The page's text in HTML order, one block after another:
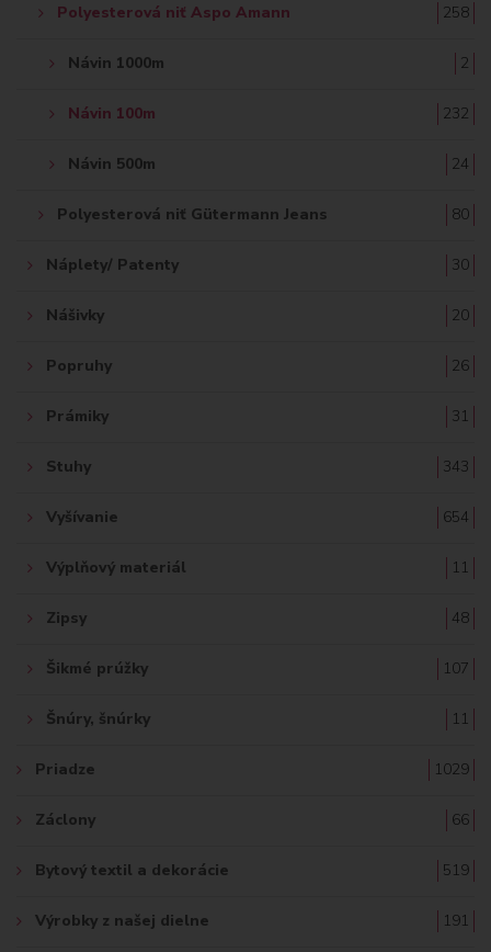
Polyesterová niť Aspo Amann 258
Návin 1000m 2
Návin 100m 232
Návin 500m 24
Polyesterová niť Gütermann Jeans 80
Náplety/ Patenty 30
Nášivky 20
Popruhy 26
Prámiky 31
Stuhy 343
Vyšívanie 654
Výplňový materiál 11
Zipsy 48
Šikmé prúžky 107
Šnúry, šnúrky 11
Priadze 1029
Záclony 66
Bytový textil a dekorácie 519
Výrobky z našej dielne 191